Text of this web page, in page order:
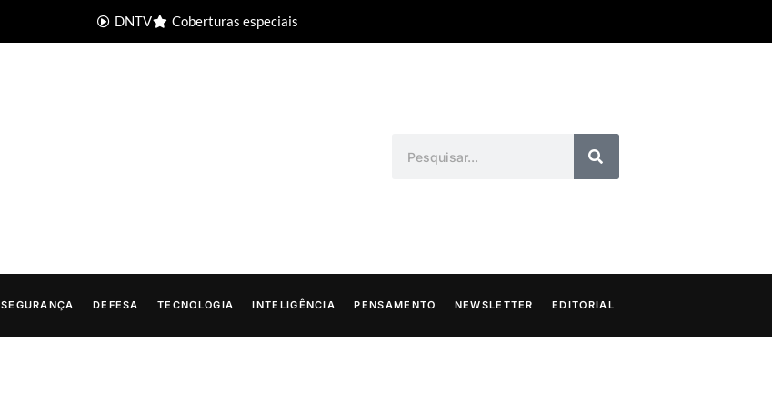
DNTV Coberturas especiais
SEGURANÇA DEFESA TECNOLOGIA INTELIGÊNCIA PENSAMENTO NEWSLETTER EDITORIAL